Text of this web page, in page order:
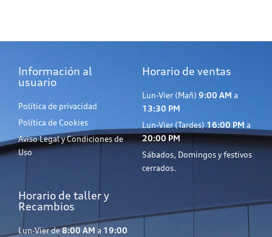
Información al
usuario
Política de privacidad
Política de Cookies
Aviso Legal y Condiciones de
Uso
Horario de ventas
Lun-Vier (Mañ) 9:00 AM a
13:30 PM
Lun-Vier (Tardes) 16:00 PM a
20:00 PM
Sábados, Domingos y festivos
cerrados.
Horario de taller y
Recambios
Lun-Vier de8:00 AM a 19:00